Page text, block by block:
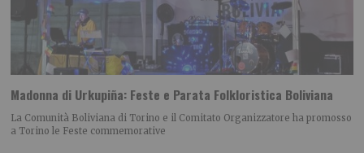
Madonna di Urkupiña: Feste e Parata Folkloristica Boliviana
La Comunità Boliviana di Torino e il Comitato Organizzatore ha promosso
a Torino le Feste commemorative